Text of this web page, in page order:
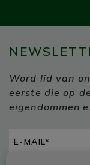
Word lid van
eerste die op
eigendommen